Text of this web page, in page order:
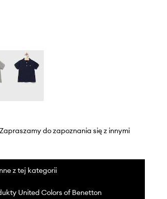
do zapoznania się z innymi
z tej kategorii
United Colors of Benetton